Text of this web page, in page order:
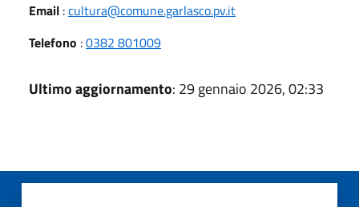
Email :cultura@comune.garlasco.pv.it
Telefono :0382 801009
Ultimo aggiornamento: 29 gennaio 2026, 02:33